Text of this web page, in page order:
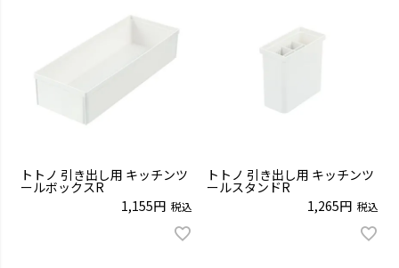
トトノ 引き出し用 キッチンツ
ールボックスR
1,155
税込
トトノ 引き出し用 キッチンツ
ールスタンドR
1,265
税込